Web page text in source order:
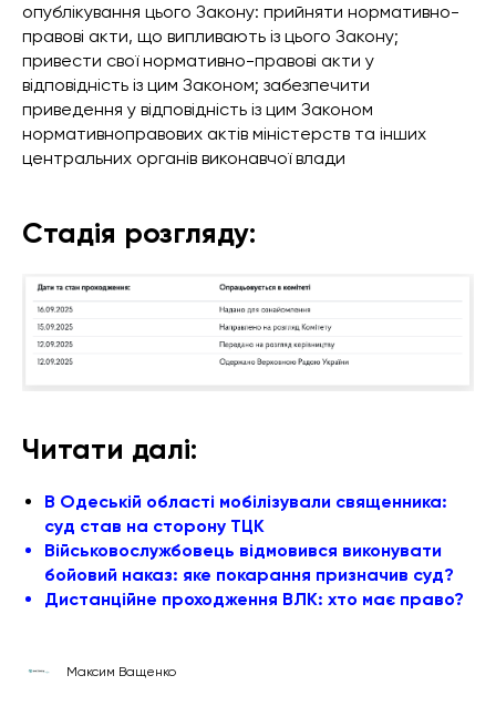
опублікування цього Закону: прийняти нормативно-
правові акти, що випливають із цього Закону;
привести свої нормативно-правові акти у
відповідність із цим Законом; забезпечити
приведення у відповідність із цим Законом
нормативноправових актів міністерств та інших
центральних органів виконавчої влади
Стадія розгляду:
Читати далі:
В Одеській області мобілізували священника:
суд став на сторону ТЦК
Військовослужбовець відмовився виконувати
бойовий наказ: яке покарання призначив суд?
Дистанційне проходження ВЛК: хто має право?
Максим Ващенко